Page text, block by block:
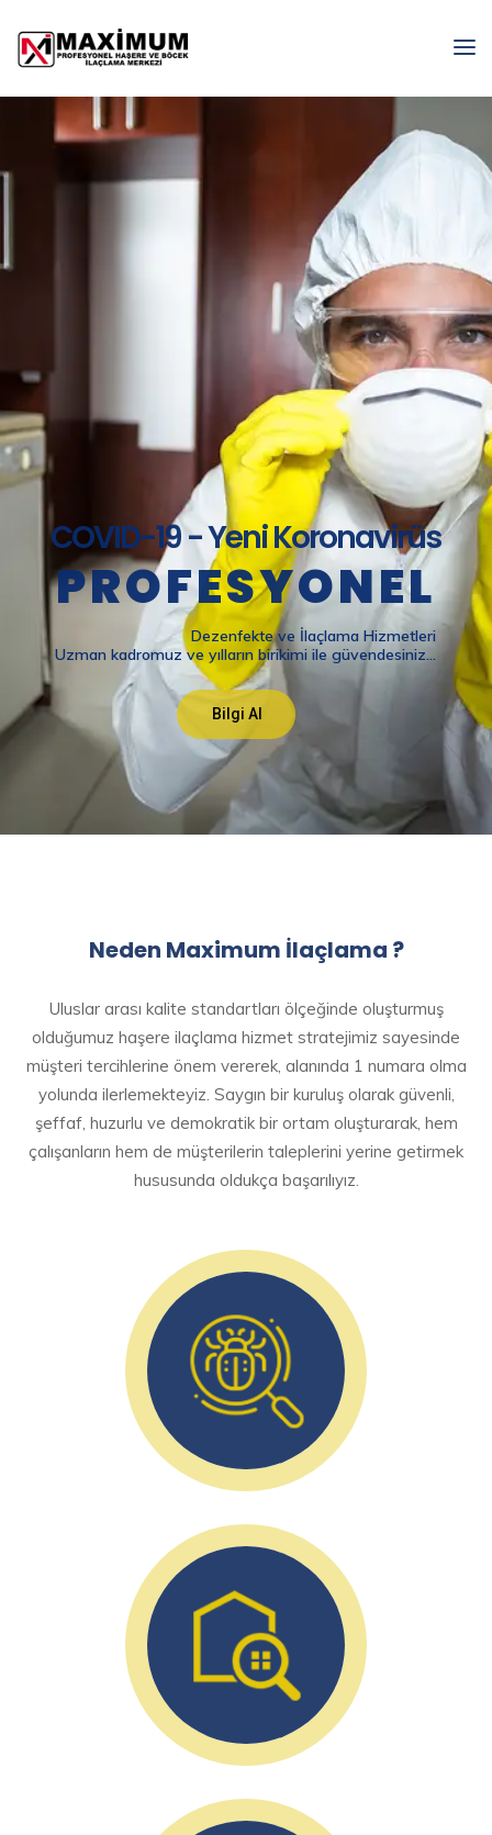
Neden Maximum İlaçlama ?
Uluslar arası kalite standartları ölçeğinde oluşturmuş
olduğumuz haşere ilaçlama hizmet stratejimiz sayesinde
müşteri tercihlerine önem vererek, alanında 1 numara olma
yolunda ilerlemekteyiz. Saygın bir kuruluş olarak güvenli,
şeffaf, huzurlu ve demokratik bir ortam oluşturarak, hem
çalışanların hem de müşterilerin taleplerini yerine getirmek
hususunda oldukça başarılıyız.